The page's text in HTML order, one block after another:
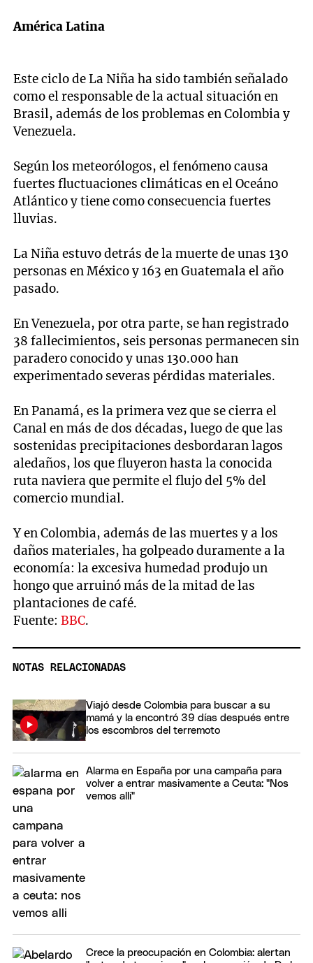
América Latina
Este ciclo de La Niña ha sido también señalado
como el responsable de la actual situación en
Brasil, además de los problemas en Colombia y
Venezuela.
Según los meteorólogos, el fenómeno causa
fuertes fluctuaciones climáticas en el Oceáno
Atlántico y tiene como consecuencia fuertes
lluvias.
La Niña estuvo detrás de la muerte de unas 130
personas en México y 163 en Guatemala el año
pasado.
En Venezuela, por otra parte, se han registrado
38 fallecimientos, seis personas permanecen sin
paradero conocido y unas 130.000 han
experimentado severas pérdidas materiales.
En Panamá, es la primera vez que se cierra el
Canal en más de dos décadas, luego de que las
sostenidas precipitaciones desbordaran lagos
aledaños, los que fluyeron hasta la conocida
ruta naviera que permite el flujo del 5% del
comercio mundial.
Y en Colombia, además de las muertes y a los
daños materiales, ha golpeado duramente a la
economía: la excesiva humedad produjo un
hongo que arruinó más de la mitad de las
plantaciones de café.
Fuente:BBC.
NOTAS RELACIONADAS
Viajó desde Colombia para buscar a su
mamá y la encontró 39 días después entre
los escombros del terremoto
Alarma en España por una campaña para
volver a entrar masivamente a Ceuta: "Nos
vemos allí"
Crece la preocupación en Colombia: alertan